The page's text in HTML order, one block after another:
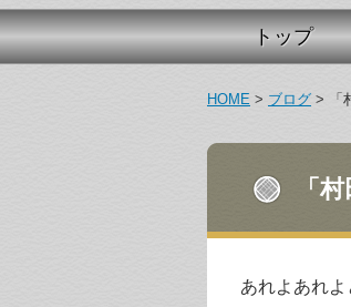
トップ
HOME > ブログ >
「
あれよあれ